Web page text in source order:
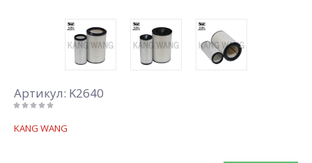
Артикул: K2640
KANG WANG